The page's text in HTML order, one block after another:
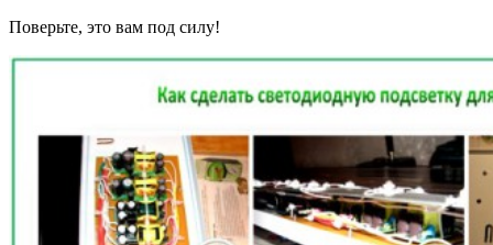
Поверьте, это вам под силу!